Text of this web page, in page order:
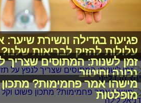
פגיעה בגדילה ונשירת שיער:
עלולות להזיק לבריאות שלנו?
זמן לשנות: המתוסים שצריך
נכונה וחיטוב
מישהו אמר פחמימות?
מופלטות